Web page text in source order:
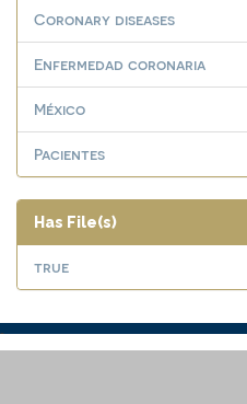
Coronary diseases
Enfermedad coronaria
México
Pacientes
Has File(s)
true